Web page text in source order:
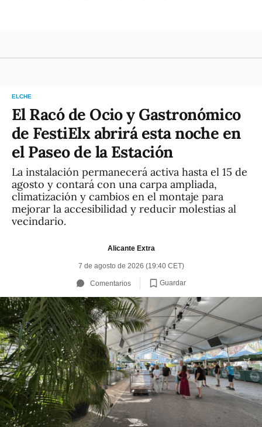
ELCHE
El Racó de Ocio y Gastronómico
de FestiElx abrirá esta noche en
el Paseo de la Estación
La instalación permanecerá activa hasta el 15 de
agosto y contará con una carpa ampliada,
climatización y cambios en el montaje para
mejorar la accesibilidad y reducir molestias al
vecindario.
Alicante Extra
7 de agosto de 2026 (19:40 CET)
Comentarios Guardar